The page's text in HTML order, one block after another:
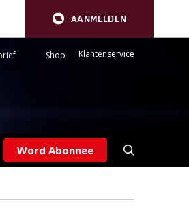
AANMELDEN
Shop Klantenservice
Word Abonnee